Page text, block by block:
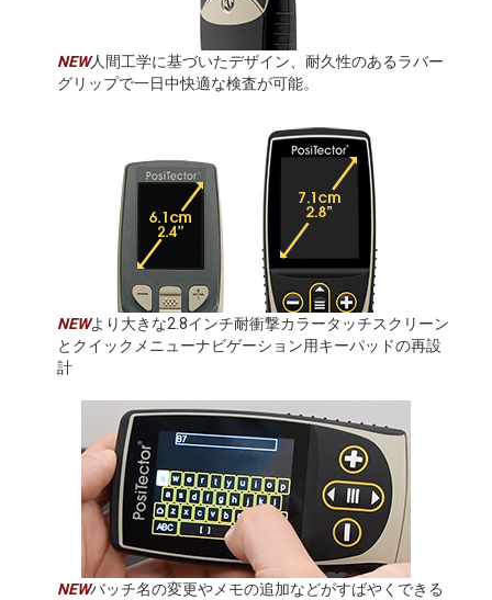
NEW人間工学に基づいたデザイン、耐久性のあるラバー
グリップで一日中快適な検査が可能。
NEWより大きな2.8インチ耐衝撃カラータッチスクリーン
とクイックメニューナビゲーション用キーパッドの再設
計
NEWバッチ名の変更やメモの追加などがすばやくできる